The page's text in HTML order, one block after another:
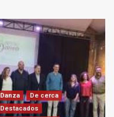
Danza
De cerca
Destacados